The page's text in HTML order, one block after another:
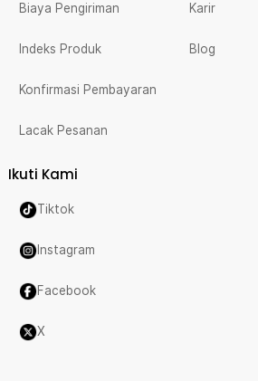
Biaya Pengiriman
Indeks Produk
Konfirmasi Pembayaran
Lacak Pesanan
Karir
Blog
Ikuti Kami
Tiktok
Instagram
Facebook
X